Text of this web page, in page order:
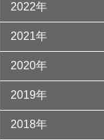
2022年
2021年
2020年
2019年
2018年